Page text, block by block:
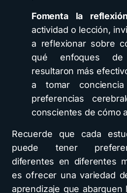
Fomenta la reflexión
actividad o lección,
a reflexionar sobre
qué enfoques de
resultaron más
a tomar
preferencias
conscientes de cómo
Recuerde que cada
puede tener
diferentes en diferentes
es ofrecer una variedad
aprendizaje que